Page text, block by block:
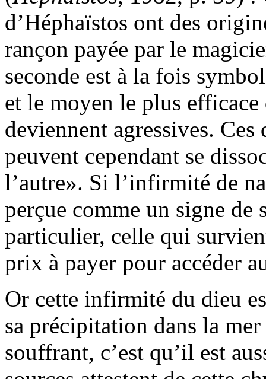
d’Héphaïstos ont des
rançon payée par le
seconde est à la fois
et le moyen le plus
deviennent agressives.
peuvent cependant se
l’autre . Si l’infirmité de
perçue comme un signe de
particulier, celle qui
prix à payer pour accéder
Or cette infirmité du dieu
sa précipitation dans la
souffrant, c’est qu’il est